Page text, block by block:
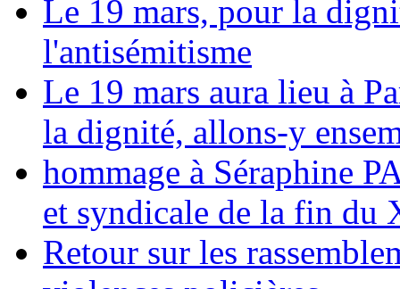
Le 19 mars, pour la
l'antisémitisme
Le 19 mars aura lieu à
la dignité, allons-y
hommage à Séraphine
et syndicale de la fin du
Retour sur les